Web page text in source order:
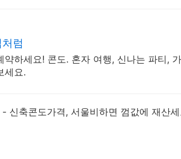
럼
하세요! 콘도. 혼자 여행, 신나는 파티,
세요.
신축콘도가격, 서울비하면 껌값에 재산